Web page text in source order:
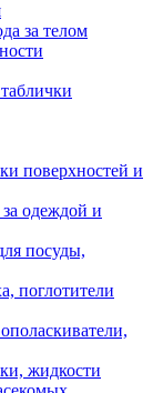
за телом
поверхностей и
одеждой и
посуды,
поглотители
жидкости